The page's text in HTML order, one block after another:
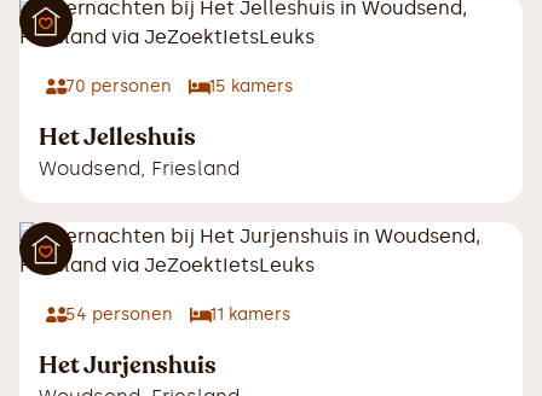
70 personen 15 kamers
Het Jelleshuis
Woudsend, Friesland
54 personen 11 kamers
Het Jurjenshuis